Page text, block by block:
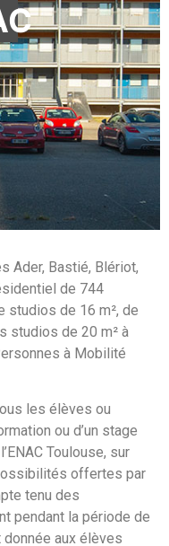
Ader, Bastié, Blériot,
de 744
studios de 16 m², de
studios de 20 m² à
à Mobilité
les élèves ou
ou d’un stage
Toulouse, sur
offertes par
tenu des
pendant la période de
aux élèves